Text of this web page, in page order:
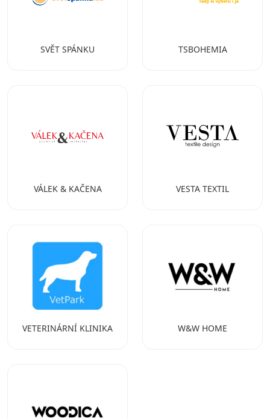
SVĚT SPÁNKU TSBOHEMIA
VÁLEK & KAČENA VESTA TEXTIL
VETERINÁRNÍ KLINIKA W&W HOME